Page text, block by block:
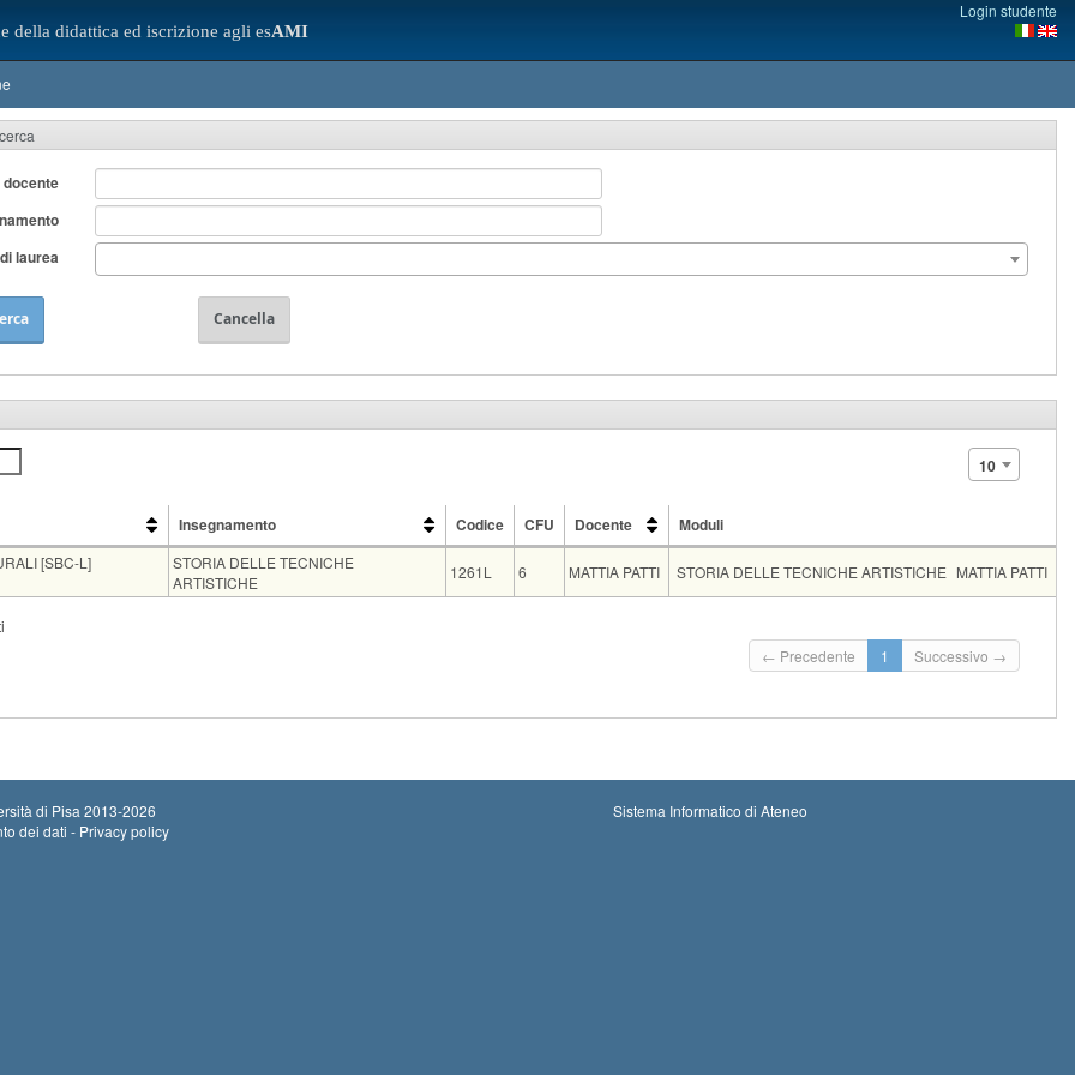
della didattica ed iscrizione agli esAMI
Login studente
docente
laurea
Cancella
10
Insegnamento Codice CFU Docente
Moduli
Insegnamento
[SBC-L]
STORIA DELLE TECNICHE
ARTISTICHE
1261L 6 MATTIA PATTI STORIA DELLE TECNICHE ARTISTICHE MATTIA PATTI
Inizio iscrizioni: 30-08-2026 00:00
Termine iscrizioni: 07-09-2026 23:59
Iscrizioni chiuse
← Precedente
1 Successivo →
di Pisa 2013-2026
dei dati - Privacy policy
Sistema Informatico di Ateneo